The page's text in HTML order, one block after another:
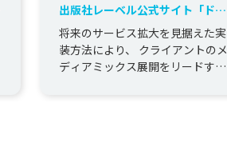
出版社レーベル公式サイト「ドリ
コムメディア」の新規開発
将来のサービス拡大を見据えた実
装方法により、 クライアントのメ
ディアミックス展開をリードする